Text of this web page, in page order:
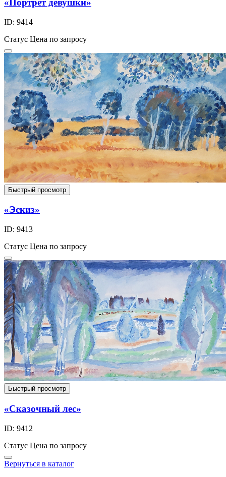
«Портрет девушки»
ID: 9414
Статус Цена по запросу
Быстрый просмотр
«Эскиз»
ID: 9413
Статус Цена по запросу
Быстрый просмотр
«Сказочный лес»
ID: 9412
Статус Цена по запросу
Вернуться в каталог